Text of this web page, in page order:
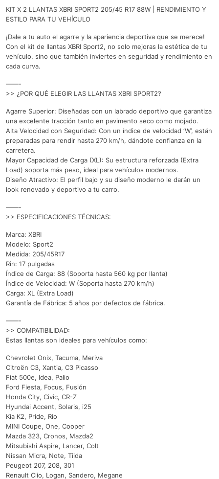
KIT X 2 LLANTAS XBRI SPORT2 205/45 R17 88W | RENDIMIENTO Y
ESTILO PARA TU VEHÍCULO
¡Dale a tu auto el agarre y la apariencia deportiva que se merece!
Con el kit de llantas XBRI Sport2, no solo mejoras la estética de tu
vehículo, sino que también inviertes en seguridad y rendimiento en
cada curva.
——-
>> ¿POR QUÉ ELEGIR LAS LLANTAS XBRI SPORT2?
Agarre Superior: Diseñadas con un labrado deportivo que garantiza
una excelente tracción tanto en pavimento seco como mojado.
Alta Velocidad con Seguridad: Con un índice de velocidad ‘W’, están
preparadas para rendir hasta 270 km/h, dándote confianza en la
carretera.
Mayor Capacidad de Carga (XL): Su estructura reforzada (Extra
Load) soporta más peso, ideal para vehículos modernos.
Diseño Atractivo: El perfil bajo y su diseño moderno le darán un
look renovado y deportivo a tu carro.
——-
>> ESPECIFICACIONES TÉCNICAS:
Marca: XBRI
Modelo: Sport2
Medida: 205/45R17
Rin: 17 pulgadas
Índice de Carga: 88 (Soporta hasta 560 kg por llanta)
Índice de Velocidad: W (Soporta hasta 270 km/h)
Carga: XL (Extra Load)
Garantía de Fábrica: 5 años por defectos de fábrica.
——-
>> COMPATIBILIDAD:
Estas llantas son ideales para vehículos como:
Chevrolet Onix, Tacuma, Meriva
Citroën C3, Xantia, C3 Picasso
Fiat 500e, Idea, Palio
Ford Fiesta, Focus, Fusión
Honda City, Civic, CR-Z
Hyundai Accent, Solaris, i25
Kia K2, Pride, Rio
MINI Coupe, One, Cooper
Mazda 323, Cronos, Mazda2
Mitsubishi Aspire, Lancer, Colt
Nissan Micra, Note, Tiida
Peugeot 207, 208, 301
Renault Clio, Logan, Sandero, Megane